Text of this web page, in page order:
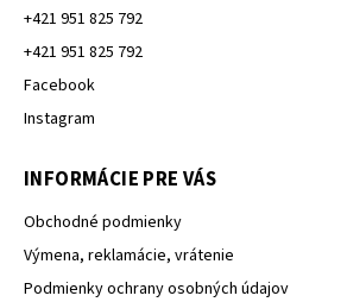
+421 951 825 792
+421 951 825 792
Facebook
Instagram
INFORMÁCIE PRE VÁS
Obchodné podmienky
Výmena, reklamácie, vrátenie
Podmienky ochrany osobných údajov